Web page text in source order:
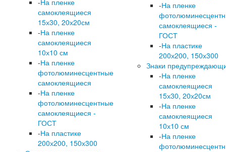
-На пленке
самоклеящиеся
15х30, 20х20см
-На пленке
самоклеящиеся
10х10 см
-На пленке
фотолюминесцентные
самоклеящиеся
-На пленке
фотолюминесцентные
самоклеящиеся -
ГОСТ
-На пластике
200х200, 150х300
-На пленке
самоклеящиеся -
ГОСТ
-На пластике
200х200, 150х300
Знаки
-На пленке
самоклеящиеся
15х30, 20х20см
-На пленке
самоклеящиеся
10х10 см
-На пленке